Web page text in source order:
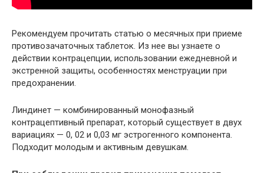
Рекомендуем прочитать статью о месячных при приеме
противозачаточных таблеток. Из нее вы узнаете о
действии контрацепции, использовании ежедневной и
экстренной защиты, особенностях менструации при
предохранении.
Линдинет — комбинированный монофазный
контрацептивный препарат, который существует в двух
вариациях — 0, 02 и 0,03 мг эстрогенного компонента.
Подходит молодым и активным девушкам.